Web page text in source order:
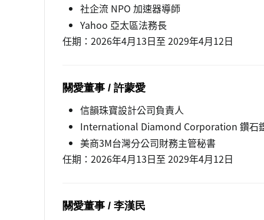
社企流 NPO 加速器導師
Yahoo 亞太區法務長
任期：2026年4月13日至 2029年4月12日
關愛董事 / 許蒙愛
信韻珠寶設計公司負責人
International Diamond Corporation 鑽石
美商3M台灣分公司財務主管秘書
任期：2026年4月13日至 2029年4月12日
關愛董事 / 李漢民